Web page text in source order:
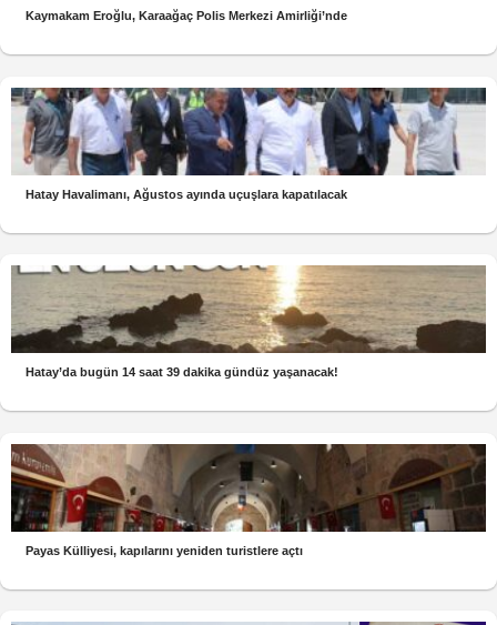
Kaymakam Eroğlu, Karaağaç Polis Merkezi Amirliği’nde
Hatay Havalimanı, Ağustos ayında uçuşlara kapatılacak
Hatay’da bugün 14 saat 39 dakika gündüz yaşanacak!
Payas Külliyesi, kapılarını yeniden turistlere açtı